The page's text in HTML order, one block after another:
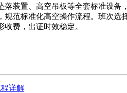
装置、高空吊板等全套标准设
范标准化高空操作流程。班次
费，出证时效稳定。
详解